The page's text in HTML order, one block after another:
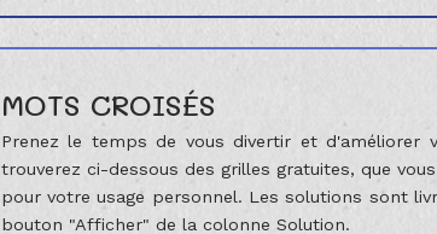
MOTS CROISÉS
Prenez le temps de vous divertir et d'améliorer
trouverez ci-dessous des grilles gratuites, que
pour votre usage personnel. Les solutions sont
bouton "Afficher" de la colonne Solution.